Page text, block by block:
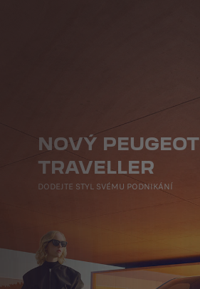
NOVÝ PEUGEOT
TRAVELLER
DODEJTE STYL SVÉMU PODNIKÁNÍ